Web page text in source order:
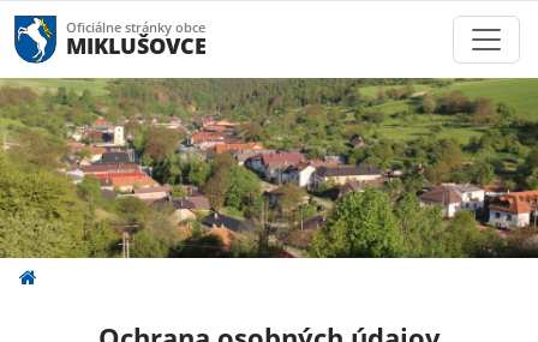
Oficiálne stránky obce
MIKLUŠOVCE